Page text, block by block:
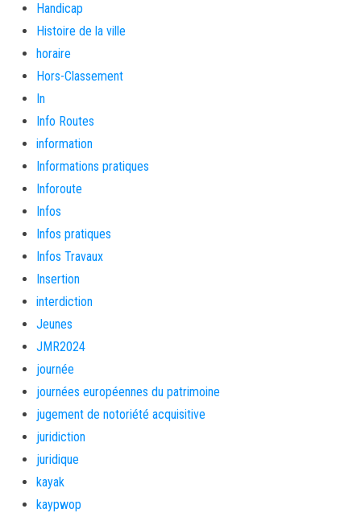
Handicap
Histoire de la ville
horaire
Hors-Classement
In
Info Routes
information
Informations pratiques
Inforoute
Infos
Infos pratiques
Infos Travaux
Insertion
interdiction
Jeunes
JMR2024
journée
journées européennes du patrimoine
jugement de notoriété acquisitive
juridiction
juridique
kayak
kaypwop